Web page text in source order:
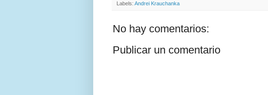
Labels: Andrei Krauchanka
No hay comentarios:
Publicar un comentario